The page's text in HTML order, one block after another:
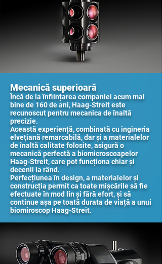
Mecanică superioară
Încă de la înființarea companiei acum mai
bine de 160 de ani, Haag-Streit este
recunoscut pentru mecanica de înaltă
precizie.
Această experiență, combinată cu ingineria
elvețiană remarcabilă, dar și a materialelor
de înaltă calitate folosite, asigură o
mecanică perfectă a biomicroscoapelor
Haag-Streit, care pot funcționa chiar și
decenii la rând.
Perfecțiunea în design, a materialelor și
construcția permit ca toate mișcările să fie
efectuate în mod lin și fără efort, și să
continue așa pe toată durata de viață a unui
biomiroscop Haag-Streit.